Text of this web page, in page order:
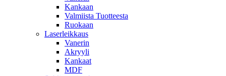
Kankaan
Valmiista Tuotteesta
Ruokaan
Laserleikkaus
Vanerin
Akryyli
Kankaat
MDF